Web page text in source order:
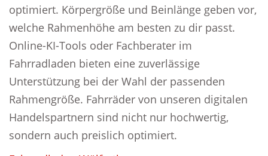
optimiert. Körpergröße und Beinlänge geben vor,
welche Rahmenhöhe am besten zu dir passt.
Online-KI-Tools oder Fachberater im
Fahrradladen bieten eine zuverlässige
Unterstützung bei der Wahl der passenden
Rahmengröße. Fahrräder von unseren digitalen
Handelspartnern sind nicht nur hochwertig,
sondern auch preislich optimiert.